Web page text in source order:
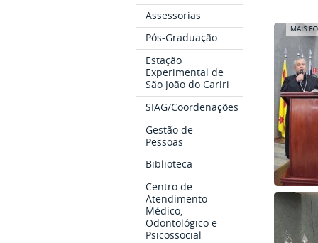
Assessorias
Pós-Graduação
Estação
Experimental de
São João do Cariri
SIAG/Coordenações
Gestão de
Pessoas
Biblioteca
Centro de
Atendimento
Médico,
Odontológico e
Psicossocial